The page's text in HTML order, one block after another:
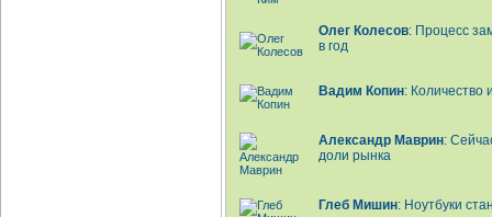
Олег Колесов: Процесс
в год
Вадим Копин: Количество
Александр Маврин:
доли рынка
Глеб Мишин: Ноутбуки